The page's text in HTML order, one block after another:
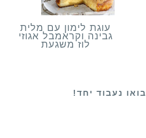
עוגת לימון עם מלית
גבינה וקראמבל אגוזי
לוז משגעת
בואו נעבוד יחד!